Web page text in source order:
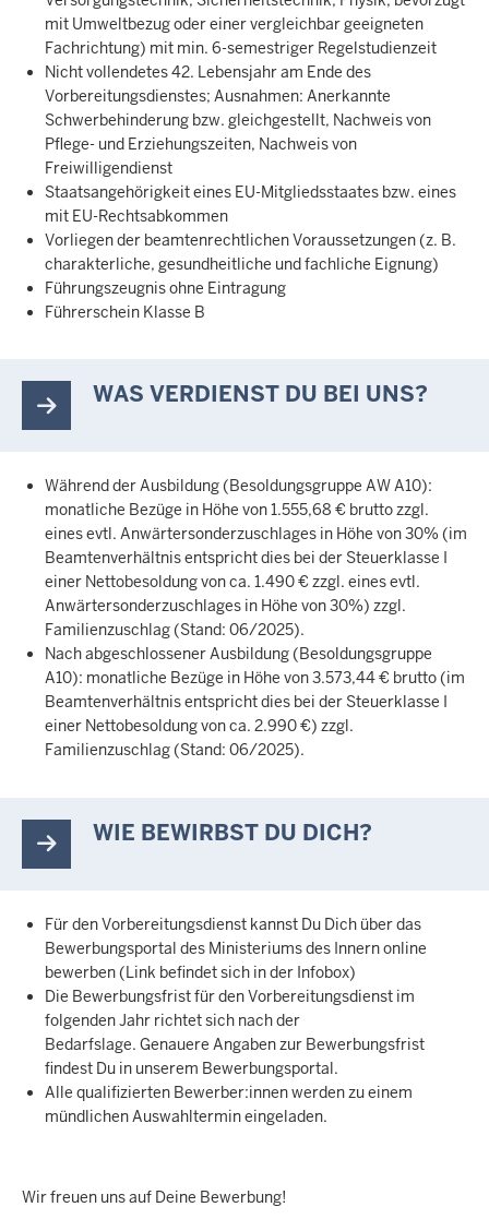
mit Umweltbezug oder einer vergleichbar geeigneten
Fachrichtung) mit min. 6-semestriger Regelstudienzeit
Nicht vollendetes 42. Lebensjahr am Ende des
Vorbereitungsdienstes; Ausnahmen: Anerkannte
Schwerbehinderung bzw. gleichgestellt, Nachweis von
Pflege- und Erziehungszeiten, Nachweis von
Freiwilligendienst
Staatsangehörigkeit eines EU-Mitgliedsstaates bzw. eines
mit EU-Rechtsabkommen
Vorliegen der beamtenrechtlichen Voraussetzungen (z. B.
charakterliche, gesundheitliche und fachliche Eignung)
Führungszeugnis ohne Eintragung
Führerschein Klasse B
WAS VERDIENST DU BEI UNS?
Während der Ausbildung (Besoldungsgruppe AW A10):
monatliche Bezüge in Höhe von 1.555,68 € brutto zzgl.
eines evtl. Anwärtersonderzuschlages in Höhe von 30% (im
Beamtenverhältnis entspricht dies bei der Steuerklasse I
einer Nettobesoldung von ca. 1.490 € zzgl. eines evtl.
Anwärtersonderzuschlages in Höhe von 30%) zzgl.
Familienzuschlag (Stand: 06/2025).
Nach abgeschlossener Ausbildung (Besoldungsgruppe
A10): monatliche Bezüge in Höhe von 3.573,44 € brutto (im
Beamtenverhältnis entspricht dies bei der Steuerklasse I
einer Nettobesoldung von ca. 2.990 €) zzgl.
Familienzuschlag (Stand: 06/2025).
WIE BEWIRBST DU DICH?
Für den Vorbereitungsdienst kannst Du Dich über das
Bewerbungsportal des Ministeriums des Innern online
bewerben (Link befindet sich in der Infobox)
Die Bewerbungsfrist für den Vorbereitungsdienst im
folgenden Jahr richtet sich nach der
Bedarfslage. Genauere Angaben zur Bewerbungsfrist
findest Du in unserem Bewerbungsportal.
Alle qualifizierten Bewerber:innen werden zu einem
mündlichen Auswahltermin eingeladen.
Wir freuen uns auf Deine Bewerbung!